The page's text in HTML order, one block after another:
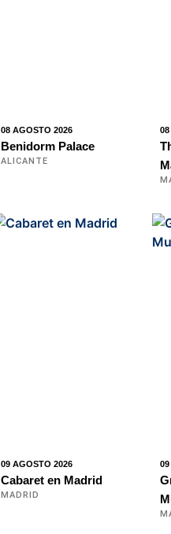
08 AGOSTO 2026
Benidorm Palace
ALICANTE
09 AGOSTO 2026
Cabaret en Madrid
MADRID